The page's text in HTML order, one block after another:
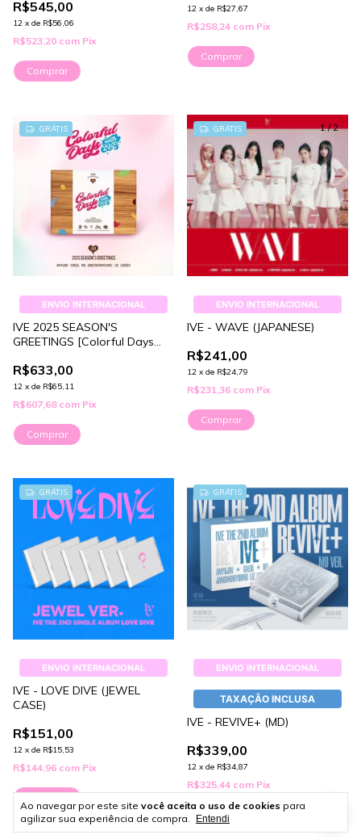
Ao navegar por este site você aceita o uso de cookies para
agilizar sua experiência de compra.
Entendi
R$545,00
12 x de R$56,06
R$523,20 com Pix
12 x de R$27,67
R$258,24 com Pix
Comprar
GRÁTIS
ENVIO INTERNACIONAL
IVE 2025 SEASON'S
GREETINGS [Colorful Days
R$633,00
12 x de R$65,11
R$607,68 com Pix
1/2
GRÁTIS
ENVIO INTERNACIONAL
IVE - WAVE (JAPANESE)
R$241,00
12 x de R$24,79
R$231,36 com Pix
Comprar
GRÁTIS
ENVIO INTERNACIONAL
IVE - LOVE DIVE (JEWEL
CASE)
R$151,00
12 x de R$15,53
R$144,96 com Pix
GRÁTIS
ENVIO INTERNACIONAL
TAXAÇÃO INCLUSA
IVE - REVIVE+ (MD)
R$339,00
12 x de R$34,87
R$325,44 com Pix
Comprar